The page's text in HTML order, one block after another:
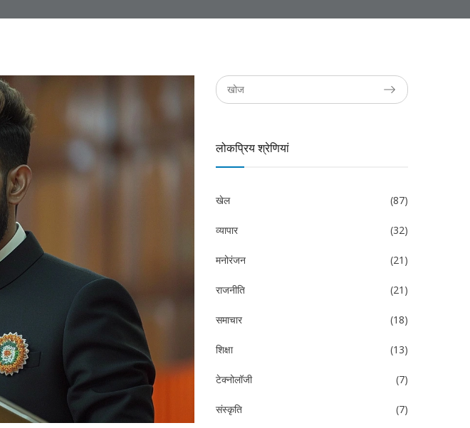
लोकप्रिय श्रेणियां
खेल (87)
व्यापार (32)
मनोरंजन (21)
राजनीति (21)
समाचार (18)
शिक्षा (13)
टेक्नोलॉजी (7)
संस्कृति (7)